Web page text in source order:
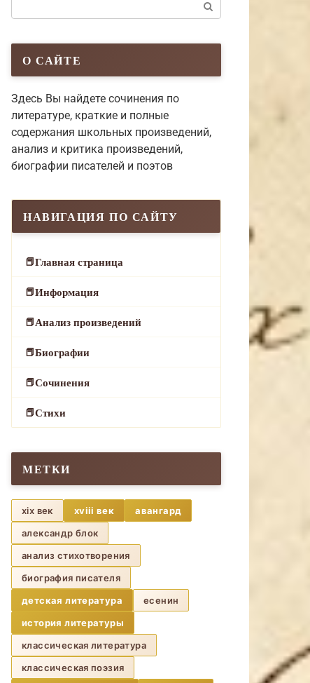
О САЙТЕ
Здесь Вы найдете сочинения по
литературе, краткие и полные
содержания школьных произведений,
анализ и критика произведений,
биографии писателей и поэтов
НАВИГАЦИЯ ПО САЙТУ
Главная страница
Информация
Анализ произведений
Биографии
Сочинения
Стихи
МЕТКИ
xix век xviii век
авангард
александр блок
анализ стихотворения
биография писателя
детская литература
есенин
история литературы
классическая литература
классическая поэзия